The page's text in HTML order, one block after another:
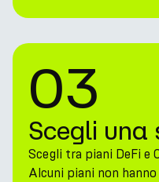
03
Scegli
Scegli tra piani DeFi e
Alcuni piani non